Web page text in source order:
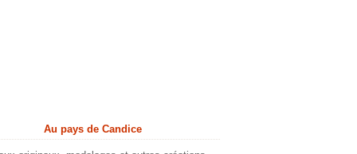
Au pays de Candice